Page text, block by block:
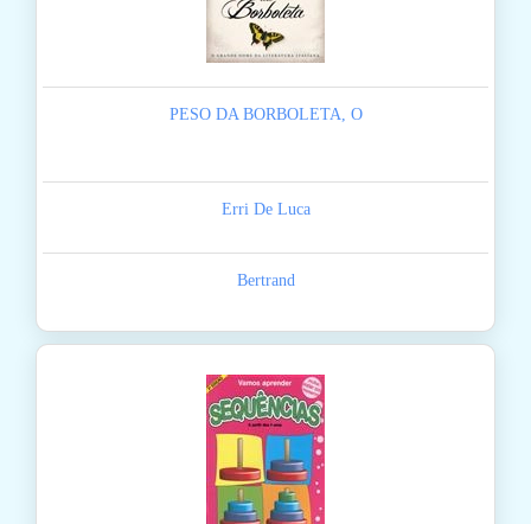
PESO DA BORBOLETA, O
Erri De Luca
Bertrand